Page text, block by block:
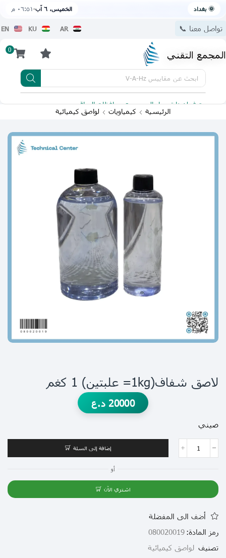
🌞 بغداد الخميس، ٦ آب ٠٦:٥١ م
تواصل معنا 📞 AR
KU
EN
المجمع التقني 0
ابحث عن مقاييس V-A-Hz
يتوفر لدينا توصيل الى جميع محافظات العراق
الرئيسية كيمياويات لواصق كيميائية
لاصق شفاف(1kg= علبتين) 1 كغم
20000 د.ع
صيني
إضافة إلى السلة
أو
اشتري الآن
أضف الى المفضلة
رمز المادة: 080020019
تصنيف لواصق كيميائية